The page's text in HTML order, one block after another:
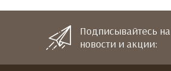
Подписывайтесь на
новости и акции: